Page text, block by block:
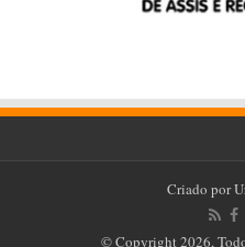
Criado por
© Copyright 2026,